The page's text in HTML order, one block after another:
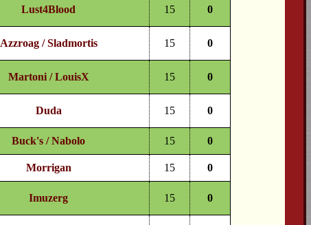
Lust4Blood 15 0
Azzroag / Sladmortis 15 0
Martoni / LouisX 15 0
Duda 15 0
Buck's / Nabolo 15 0
Morrigan 15 0
Imuzerg 15 0